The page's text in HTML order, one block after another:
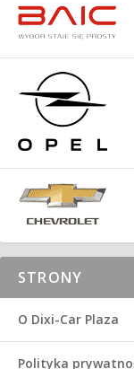
STRONY
O Dixi-Car Plaza
Polityka